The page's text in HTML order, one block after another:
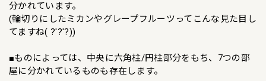
分かれています。
(輪切りにしたミカンやグレープフルーツってこんな見た目し
てますね( ?'?'?))
■ものによっては、中央に六角柱/円柱部分をもち、7つの部
屋に分かれているものも存在します。